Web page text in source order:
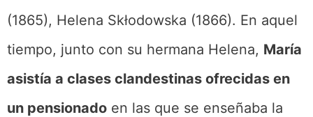
(1865), Helena Skłodowska (1866). En aquel
tiempo, junto con su hermana Helena, María
asistía a clases clandestinas ofrecidas en
un pensionado en las que se enseñaba la